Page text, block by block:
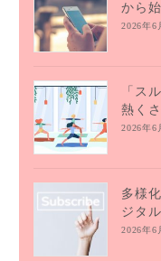
から
2026年6
「ス
熱く
2026年6
多様
ジタ
2026年6